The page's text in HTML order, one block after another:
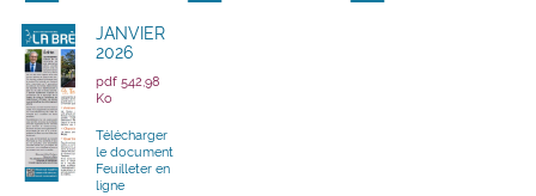
JANVIER
2026
pdf 542,98
Ko
Télécharger
le document
Feuilleter en
ligne